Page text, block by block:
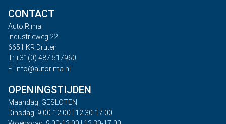
CONTACT
Auto Rima
Industrieweg 22
6651 KR Druten
T: +31(0) 487 517960
E: info@autorima.nl
OPENINGSTIJDEN
Maandag: GESLOTEN
Dinsdag: 9.00-12.00 | 12.30-17.00